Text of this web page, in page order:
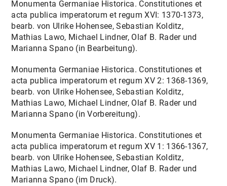
Monumenta Germaniae Historica. Constitutiones et
acta publica imperatorum et regum XVI: 1370-1373,
bearb. von Ulrike Hohensee, Sebastian Kolditz,
Mathias Lawo, Michael Lindner, Olaf B. Rader und
Marianna Spano (in Bearbeitung).
Monumenta Germaniae Historica. Constitutiones et
acta publica imperatorum et regum XV 2: 1368-1369,
bearb. von Ulrike Hohensee, Sebastian Kolditz,
Mathias Lawo, Michael Lindner, Olaf B. Rader und
Marianna Spano (in Vorbereitung).
Monumenta Germaniae Historica. Constitutiones et
acta publica imperatorum et regum XV 1: 1366-1367,
bearb. von Ulrike Hohensee, Sebastian Kolditz,
Mathias Lawo, Michael Lindner, Olaf B. Rader und
Marianna Spano (im Druck).